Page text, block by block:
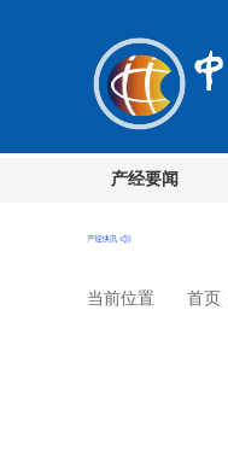
产经要闻
当前位置 首页